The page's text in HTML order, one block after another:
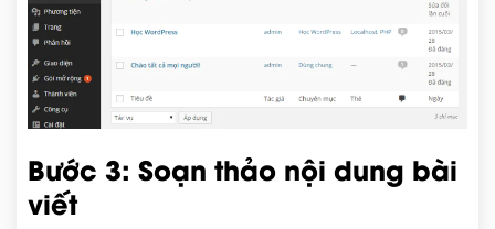
Bước 3: Soạn thảo nội dung bài
viết